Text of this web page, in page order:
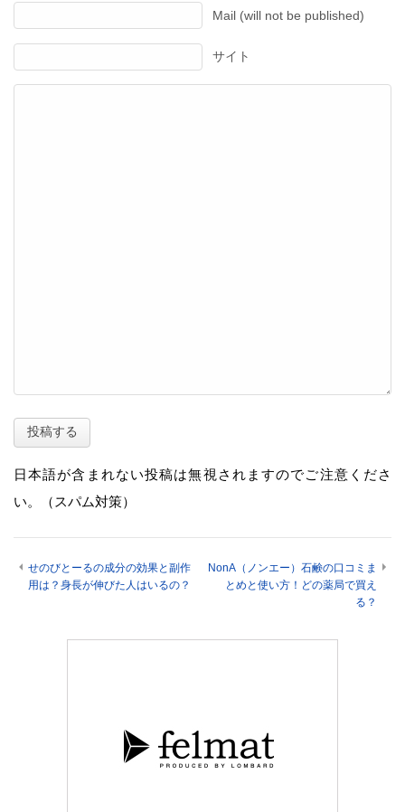
Mail (will not be published)
サイト
日本語が含まれない投稿は無視されますのでご注意くださ
い。（スパム対策）
せのびとーるの成分の効果と副作
用は？身長が伸びた人はいるの？
NonA（ノンエー）石鹸の口コミま
とめと使い方！どの薬局で買え
る？